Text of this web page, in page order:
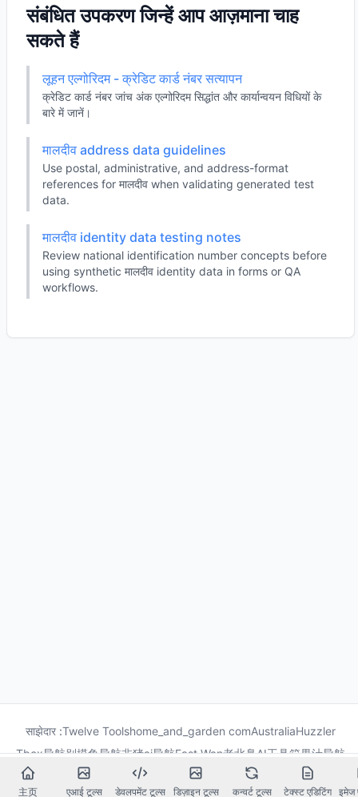
संबंधित उपकरण जिन्हें आप आज़माना चाह
सकते हैं
लूहन एल्गोरिदम - क्रेडिट कार्ड नंबर सत्यापन
क्रेडिट कार्ड नंबर जांच अंक एल्गोरिदम सिद्धांत और कार्यान्वयन विधियों के
बारे में जानें।
मालदीव address data guidelines
Use postal, administrative, and address-format
references for मालदीव when validating generated test
data.
मालदीव identity data testing notes
Review national identification number concepts before
using synthetic मालदीव identity data in forms or QA
workflows.
साझेदार :Twelve Toolshome_and_garden comAustraliaHuzzler
Tbox导航别摸鱼导航非猪ai导航Fast Wan老北鼻AI工具箱果汁导航
龙喵导航
主页 एआई टूल्स डेवलपमेंट टूल्स डिज़ाइन टूल्स कन्वर्ट टूल्स टेक्स्ट एडिटिंग इमेज